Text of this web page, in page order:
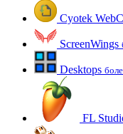
Cyotek
ScreenWings
Desktops
FL